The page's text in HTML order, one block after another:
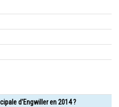
d'Engwiller en 2014 ?